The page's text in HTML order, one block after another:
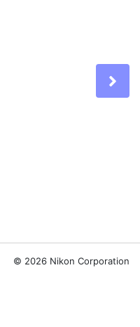
© 2026 Nikon Corporation